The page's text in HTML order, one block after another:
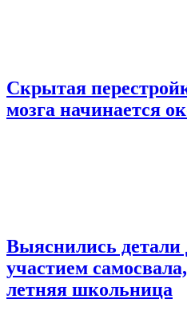
Скрытая
мозга начинается
Выяснились
участием
летняя школьница